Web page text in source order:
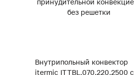
Внутрипольный конвектор
itermic ITTBL.070.220.2500 с